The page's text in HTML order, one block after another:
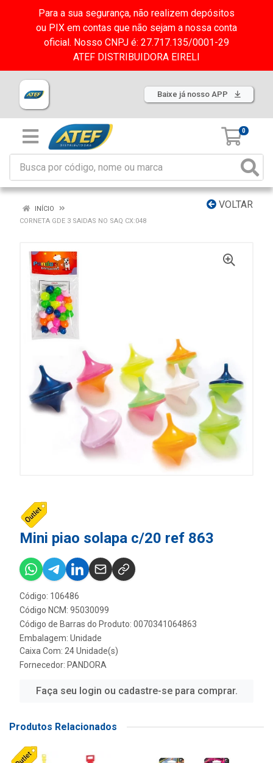
Para a sua segurança, não realizem depósitos
ou PIX em contas que não sejam a nossa conta
oficial. Nosso CNPJ é: 27.717.135/0001-29
ATEF DISTRIBUIDORA EIRELI
Baixe já nosso APP
0
VOLTAR
INÍCIO
CORNETA GDE 3 SAIDAS NO SAQ CX:048
Mini piao solapa c/20 ref 863
Código: 106486
Código NCM: 95030099
Código de Barras do Produto: 0070341064863
Embalagem: Unidade
Caixa Com: 24 Unidade(s)
Fornecedor: PANDORA
Faça seu login ou cadastre-se para comprar.
Produtos Relacionados